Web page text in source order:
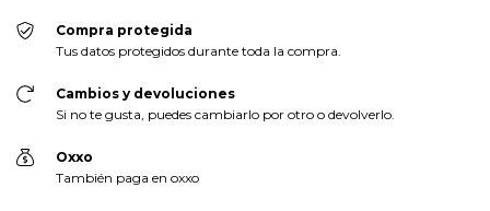
Compra protegida
Tus datos protegidos durante toda la compra.
Cambios y devoluciones
Si no te gusta, puedes cambiarlo por otro o devolverlo.
Oxxo
También paga en oxxo